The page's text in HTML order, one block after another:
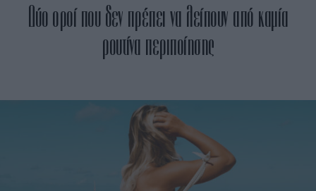
Δύο οροί που δεν πρέπει να λείπουν από καμία
ρουτίνα περιποίησης